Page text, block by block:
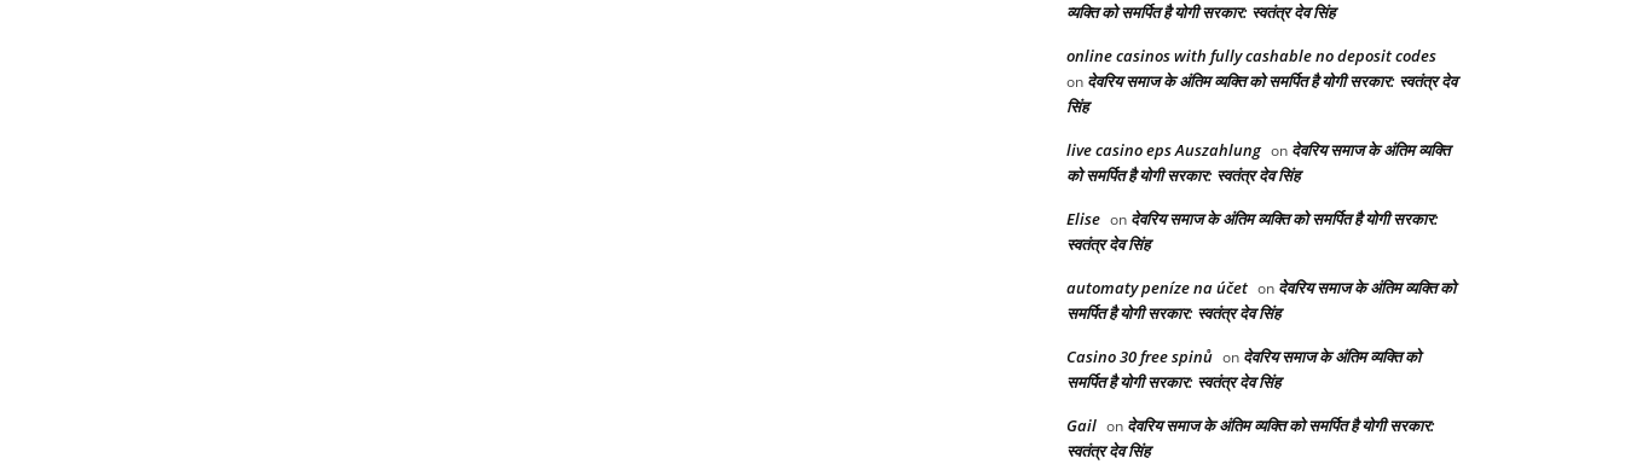
व्यक्ति को समर्पित है योगी सरकार: स्वतंत्र देव सिंह
online casinos with fully cashable no deposit codes
on देवरिय समाज के अंतिम व्यक्ति को समर्पित है योगी सरकार: स्वतंत्र देव
सिंह
live casino eps Auszahlung on देवरिय समाज के अंतिम व्यक्ति
को समर्पित है योगी सरकार: स्वतंत्र देव सिंह
Elise on देवरिय समाज के अंतिम व्यक्ति को समर्पित है योगी सरकार:
स्वतंत्र देव सिंह
automaty peníze na účet on देवरिय समाज के अंतिम व्यक्ति को
समर्पित है योगी सरकार: स्वतंत्र देव सिंह
Casino 30 free spinů on देवरिय समाज के अंतिम व्यक्ति को
समर्पित है योगी सरकार: स्वतंत्र देव सिंह
Gail on देवरिय समाज के अंतिम व्यक्ति को समर्पित है योगी सरकार:
स्वतंत्र देव सिंह